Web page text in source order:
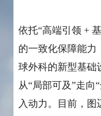
依托“高端引领 +
的一致化保障能力
球外科的新型基础
从“局部可及”走向
入动力。目前，图